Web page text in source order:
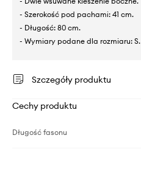
- Szerokość pod pachami: 41 cm.
- Długość: 80 cm.
- Wymiary podane dla rozmiaru: S.
Szczegóły produktu
Cechy produktu
Długość fasonu